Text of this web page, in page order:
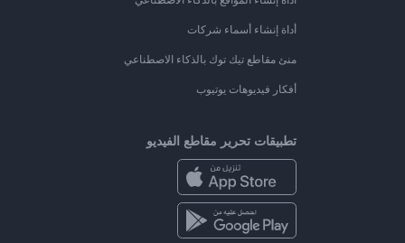
أداة إنشاء أسماء شركات
منئ مقاطع تيك توك بالذكاء الاصطناعي
أفكار فيديوهات يوتيوب
تطبيقات تحرير مقاطع الفيديو